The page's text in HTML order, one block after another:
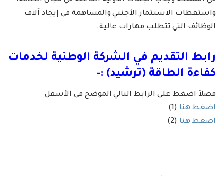
واستقطاب الاستثمار الأجنبي والمساهمة في إيجاد آلاف
الوظائف التي تتطلب مهارات عالية.
رابط التقديم في الشركة الوطنية لخدمات
كفاءة الطاقة (ترشيد) :-
فضلاَ اضغط على الرابط التالي الموضح في الأسفل
اضغط هنا (1)
اضغط هنا (2)